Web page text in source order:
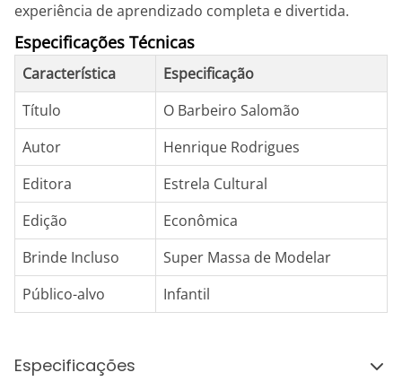
experiência de aprendizado completa e divertida.
Especificações Técnicas
Característica
Especificação
Título
O Barbeiro Salomão
Autor
Henrique Rodrigues
Editora
Estrela Cultural
Edição
Econômica
Brinde Incluso
Super Massa de Modelar
Público-alvo
Infantil
Especificações